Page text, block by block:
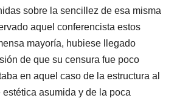
sobre la sencillez de esa misma
aquel conferencista estos
mayoría, hubiese llegado
de que su censura fue poco
en aquel caso de la estructura al
asumida y de la poca